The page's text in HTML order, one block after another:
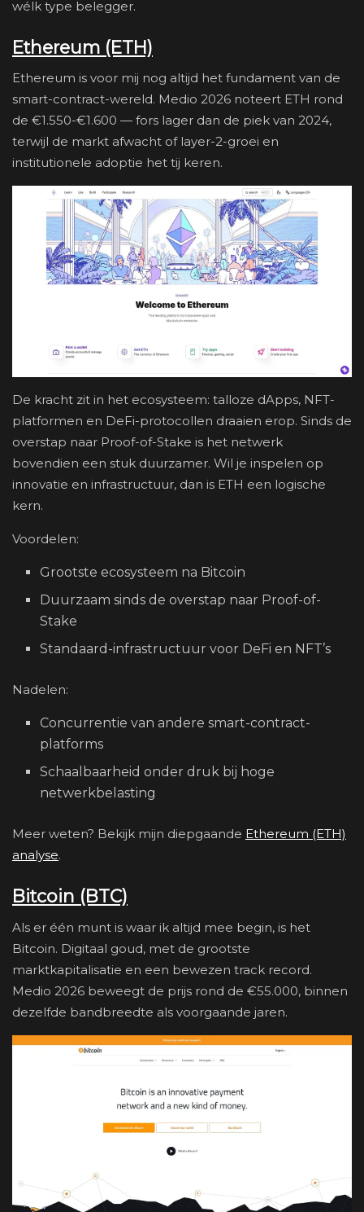
wélk type belegger.
Ethereum (ETH)
Ethereum is voor mij nog altijd het fundament van de
smart-contract-wereld. Medio 2026 noteert ETH rond
de €1.550-€1.600 — fors lager dan de piek van 2024,
terwijl de markt afwacht of layer-2-groei en
institutionele adoptie het tij keren.
De kracht zit in het ecosysteem: talloze dApps, NFT-
platformen en DeFi-protocollen draaien erop. Sinds de
overstap naar Proof-of-Stake is het netwerk
bovendien een stuk duurzamer. Wil je inspelen op
innovatie en infrastructuur, dan is ETH een logische
kern.
Voordelen:
Grootste ecosysteem na Bitcoin
Duurzaam sinds de overstap naar Proof-of-
Stake
Standaard-infrastructuur voor DeFi en NFT’s
Nadelen:
Concurrentie van andere smart-contract-
platforms
Schaalbaarheid onder druk bij hoge
netwerkbelasting
Meer weten? Bekijk mijn diepgaande Ethereum (ETH)
analyse.
Bitcoin (BTC)
Als er één munt is waar ik altijd mee begin, is het
Bitcoin. Digitaal goud, met de grootste
marktkapitalisatie en een bewezen track record.
Medio 2026 beweegt de prijs rond de €55.000, binnen
dezelfde bandbreedte als voorgaande jaren.